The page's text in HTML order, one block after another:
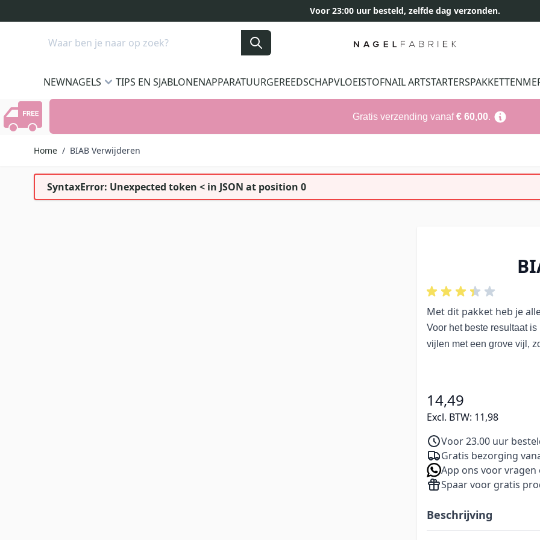
Voor 23:00 uur besteld, zelfde dag verzonden.
Search
NEWNAGELS TIPS EN SJABLONENAPPARATUURGEREEDSCHAPVLOEISTOFNAIL ARTSTARTERSPAKKETTEN
Gratis verzending vanaf€ 60,00.
Home / BIAB Verwijderen
SyntaxError: Unexpected token < in JSON at position 0
Met dit pakket heb je
Voor het beste resultaat
vijlen met een grove vijl,
14,49
Excl. BTW: 11,98
Voor 23.00 uur
Gratis bezorging
App ons voor vragen
Spaar voor gratis
Beschrijving